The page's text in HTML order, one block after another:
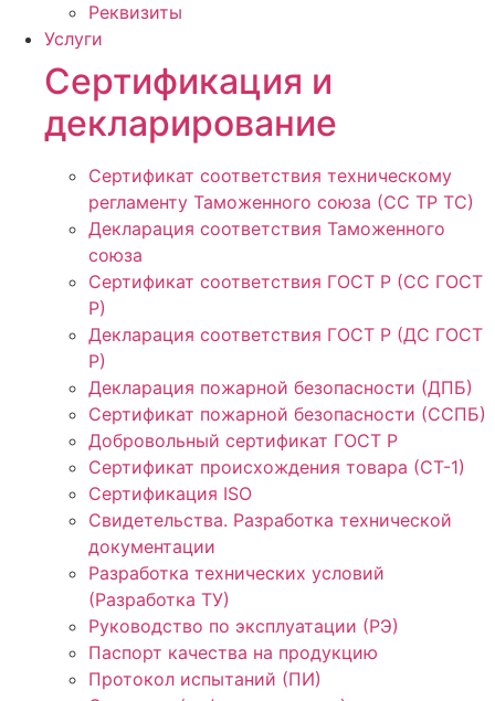
Реквизиты
Услуги
Сертификация и
декларирование
Сертификат соответствия техническому
регламенту Таможенного союза (СС ТР ТС)
Декларация соответствия Таможенного
союза
Сертификат соответствия ГОСТ Р (СС ГОСТ
Р)
Декларация соответствия ГОСТ Р (ДС ГОСТ
Р)
Декларация пожарной безопасности (ДПБ)
Сертификат пожарной безопасности (ССПБ)
Добровольный сертификат ГОСТ Р
Сертификат происхождения товара (СТ-1)
Сертификация ISO
Свидетельства. Разработка технической
документации
Разработка технических условий
(Разработка ТУ)
Руководство по эксплуатации (РЭ)
Паспорт качества на продукцию
Протокол испытаний (ПИ)